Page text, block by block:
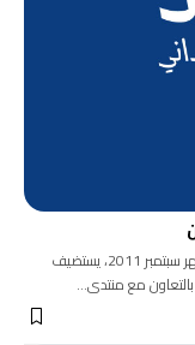
الزملاء الأجلاءضمن برنامج مناشطه الفكرية والإبداعية لشهر سبتمبر 2011، يستضيف
بالتعاون مع منتدى…